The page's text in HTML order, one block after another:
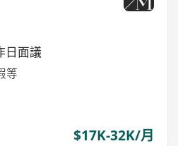
日面議
等
$17K-32K/月